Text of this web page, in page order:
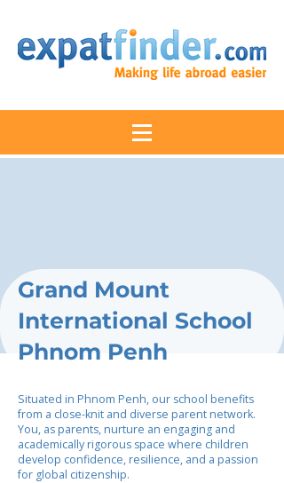
Grand Mount
International School
Phnom Penh
Situated in Phnom Penh, our school benefits
from a close-knit and diverse parent network.
You, as parents, nurture an engaging and
academically rigorous space where children
develop confidence, resilience, and a passion
for global citizenship.